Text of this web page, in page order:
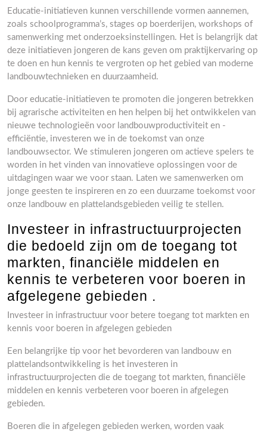
Educatie-initiatieven kunnen verschillende vormen aannemen,
zoals schoolprogramma’s, stages op boerderijen, workshops of
samenwerking met onderzoeksinstellingen. Het is belangrijk dat
deze initiatieven jongeren de kans geven om praktijkervaring op
te doen en hun kennis te vergroten op het gebied van moderne
landbouwtechnieken en duurzaamheid.
Door educatie-initiatieven te promoten die jongeren betrekken
bij agrarische activiteiten en hen helpen bij het ontwikkelen van
nieuwe technologieën voor landbouwproductiviteit en -
efficiëntie, investeren we in de toekomst van onze
landbouwsector. We stimuleren jongeren om actieve spelers te
worden in het vinden van innovatieve oplossingen voor de
uitdagingen waar we voor staan. Laten we samenwerken om
jonge geesten te inspireren en zo een duurzame toekomst voor
onze landbouw en plattelandsgebieden veilig te stellen.
Investeer in infrastructuurprojecten
die bedoeld zijn om de toegang tot
markten, financiële middelen en
kennis te verbeteren voor boeren in
afgelegene gebieden .
Investeer in infrastructuur voor betere toegang tot markten en
kennis voor boeren in afgelegen gebieden
Een belangrijke tip voor het bevorderen van landbouw en
plattelandsontwikkeling is het investeren in
infrastructuurprojecten die de toegang tot markten, financiële
middelen en kennis verbeteren voor boeren in afgelegen
gebieden.
Boeren die in afgelegen gebieden werken, worden vaak